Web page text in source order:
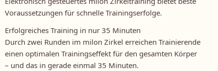
Voraussetzungen für schnelle Trainingserfolge.
Erfolgreiches Training in nur 35 Minuten
Durch zwei Runden im milon Zirkel erreichen Trainierende
einen optimalen Trainingseffekt für den gesamten Körper
– und das in gerade einmal 35 Minuten.